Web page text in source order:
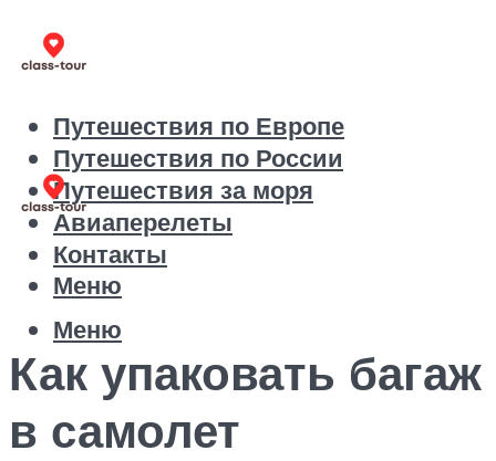
Путешествия по Европе
Путешествия по России
Путешествия за моря
Авиаперелеты
Контакты
Меню
Меню
Как упаковать багаж
в самолет